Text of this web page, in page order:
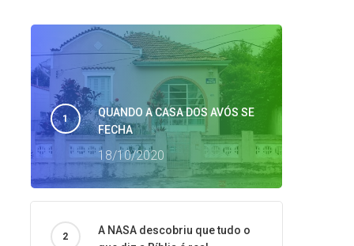
QUANDO A CASA DOS AVÓS SE
FECHA
18/10/2020
A NASA descobriu que tudo o